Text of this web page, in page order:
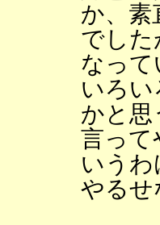
か、素
でした
なって
いろ
かと思
言って
いう
やるせ